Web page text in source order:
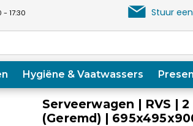
17:30 Stuur
Hygiëne & Vaatwassers
Serveerwagen | RVS |
(Geremd) |